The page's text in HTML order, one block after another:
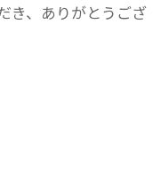
き、ありがとうござ